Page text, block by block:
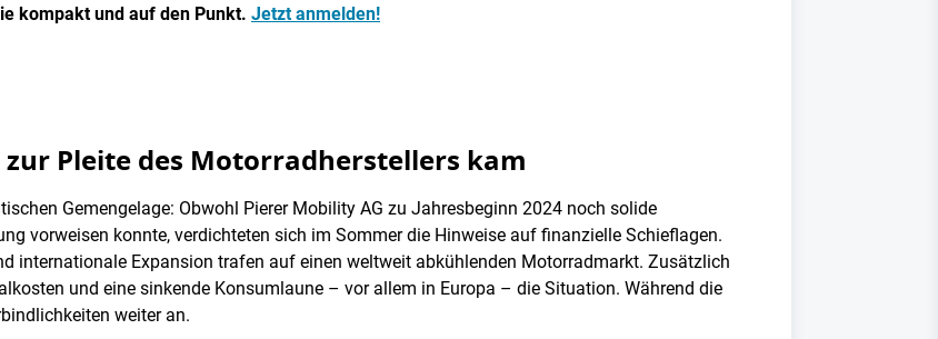
kompakt und auf den Punkt. Jetzt anmelden!
zur Pleite des Motorradherstellers kam
Gemengelage: Obwohl Pierer Mobility AG zu Jahresbeginn 2024 noch solide
vorweisen konnte, verdichteten sich im Sommer die Hinweise auf finanzielle Schieflagen.
internationale Expansion trafen auf einen weltweit abkühlenden Motorradmarkt. Zusätzlich
und eine sinkende Konsumlaune – vor allem in Europa – die Situation. Während die
weiter an.